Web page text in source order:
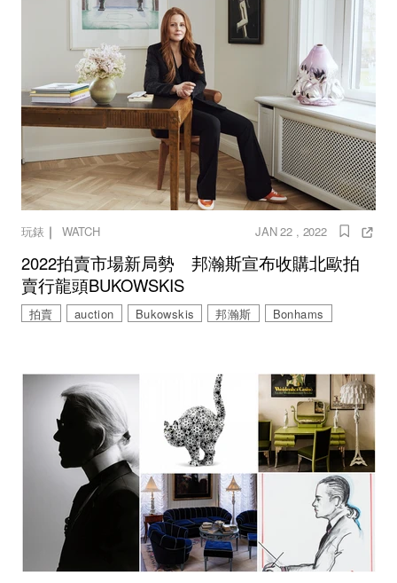
玩錶 ｜ WATCH JAN 22 , 2022
2022拍賣市場新局勢 邦瀚斯宣布收購北歐拍
賣行龍頭BUKOWSKIS
拍賣 auction Bukowskis 邦瀚斯 Bonhams